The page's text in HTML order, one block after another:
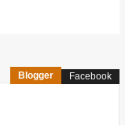
Blogger Facebook